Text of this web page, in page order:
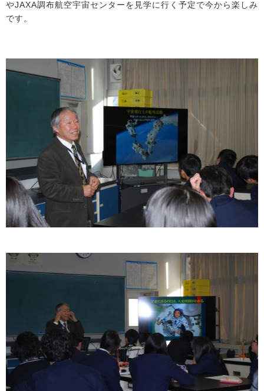
やJAXA調布航空宇宙センターを見学に行く予定で今から楽しみ
です。